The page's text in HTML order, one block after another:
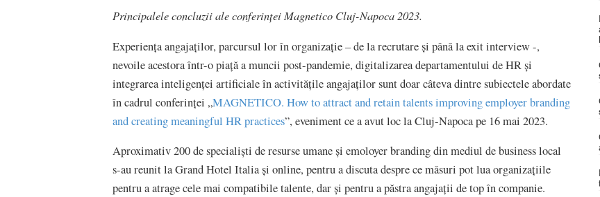
Principalele concluzii ale conferinței Magnetico Cluj-Napoca 2023.
Experiența angajaților, parcursul lor în organizație – de la recrutare și până la exit interview -,
nevoile acestora într-o piață a muncii post-pandemie, digitalizarea departamentului de HR și
integrarea inteligenței artificiale în activitățile angajaților sunt doar câteva dintre subiectele abordate
în cadrul conferinței „MAGNETICO. How to attract and retain talents improving employer branding
and creating meaningful HR practices”, eveniment ce a avut loc la Cluj-Napoca pe 16 mai 2023.
Aproximativ 200 de specialiști de resurse umane și emoloyer branding din mediul de business local
s-au reunit la Grand Hotel Italia și online, pentru a discuta despre ce măsuri pot lua organizațiile
pentru a atrage cele mai compatibile talente, dar și pentru a păstra angajații de top în companie.